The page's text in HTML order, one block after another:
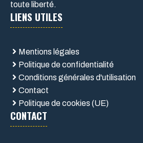
toute liberté.
LIENS UTILES
Mentions légales
Politique de confidentialité
Conditions générales d'utilisation
Contact
Politique de cookies (UE)
CONTACT